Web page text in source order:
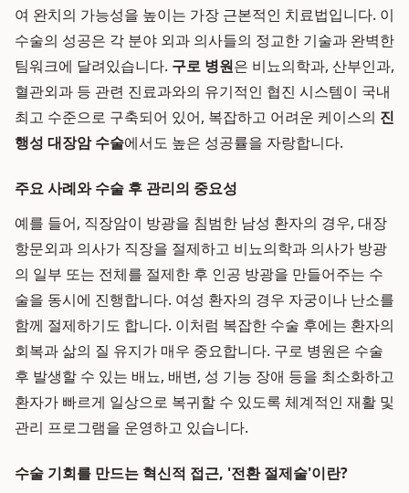
여 완치의 가능성을 높이는 가장 근본적인 치료법입니다. 이
수술의 성공은 각 분야 외과 의사들의 정교한 기술과 완벽한
팀워크에 달려있습니다. 구로 병원은 비뇨의학과, 산부인과,
혈관외과 등 관련 진료과와의 유기적인 협진 시스템이 국내
최고 수준으로 구축되어 있어, 복잡하고 어려운 케이스의 진
행성 대장암 수술에서도 높은 성공률을 자랑합니다.
주요 사례와 수술 후 관리의 중요성
예를 들어, 직장암이 방광을 침범한 남성 환자의 경우, 대장
항문외과 의사가 직장을 절제하고 비뇨의학과 의사가 방광
의 일부 또는 전체를 절제한 후 인공 방광을 만들어주는 수
술을 동시에 진행합니다. 여성 환자의 경우 자궁이나 난소를
함께 절제하기도 합니다. 이처럼 복잡한 수술 후에는 환자의
회복과 삶의 질 유지가 매우 중요합니다. 구로 병원은 수술
후 발생할 수 있는 배뇨, 배변, 성 기능 장애 등을 최소화하고
환자가 빠르게 일상으로 복귀할 수 있도록 체계적인 재활 및
관리 프로그램을 운영하고 있습니다.
수술 기회를 만드는 혁신적 접근, '전환 절제술'이란?